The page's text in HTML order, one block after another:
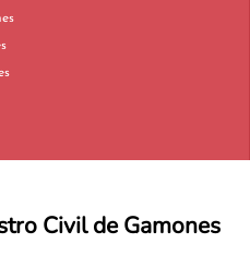
Civil de Gamones